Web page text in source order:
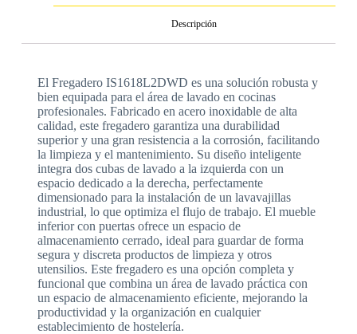
Descripción
El Fregadero IS1618L2DWD es una solución robusta y
bien equipada para el área de lavado en cocinas
profesionales. Fabricado en acero inoxidable de alta
calidad, este fregadero garantiza una durabilidad
superior y una gran resistencia a la corrosión, facilitando
la limpieza y el mantenimiento. Su diseño inteligente
integra dos cubas de lavado a la izquierda con un
espacio dedicado a la derecha, perfectamente
dimensionado para la instalación de un lavavajillas
industrial, lo que optimiza el flujo de trabajo. El mueble
inferior con puertas ofrece un espacio de
almacenamiento cerrado, ideal para guardar de forma
segura y discreta productos de limpieza y otros
utensilios. Este fregadero es una opción completa y
funcional que combina un área de lavado práctica con
un espacio de almacenamiento eficiente, mejorando la
productividad y la organización en cualquier
establecimiento de hostelería.